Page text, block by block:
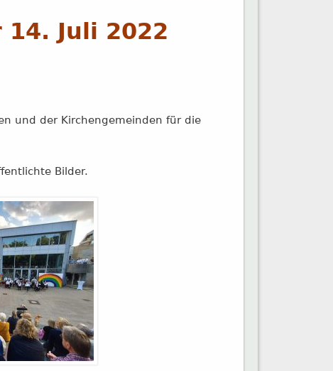
Juli 2022
und der Kirchengemeinden für die
Bilder.